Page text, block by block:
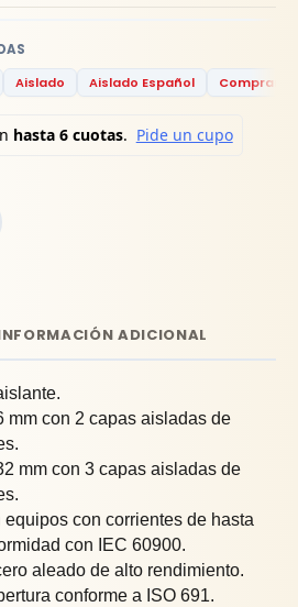
Aislado Aislado Español Comprar
ADICIONAL
mm con 2 capas aisladas de
mm con 3 capas aisladas de
equipos con corrientes de hasta
con IEC 60900.
aleado de alto rendimiento.
conforme a ISO 691.